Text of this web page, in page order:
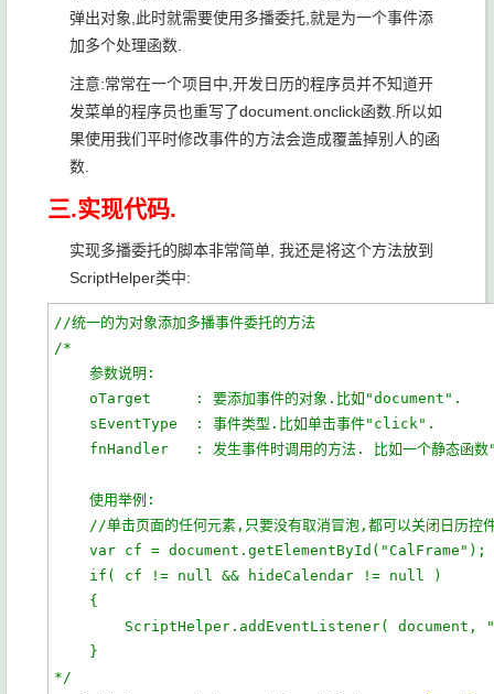
弹出对象,此时就需要使用多播委托,就是为一个事件添
加多个处理函数.
注意:常常在一个项目中,开发日历的程序员并不知道开
发菜单的程序员也重写了document.onclick函数.所以如
果使用我们平时修改事件的方法会造成覆盖掉别人的函
数.
三.实现代码.
实现多播委托的脚本非常简单, 我还是将这个方法放到
ScriptHelper类中:
//统一的为对象添加多播事件委托的方法
/*
    参数说明:
    oTarget     : 要添加事件的对象.比如"document".
    sEventType  : 事件类型.比如单击事件"click".
fnHandler   : 发生事件时调用的方法. 比如一个静态
    使用举例:
//单击页面的任何元素,只要没有取消冒泡,都可以关闭日历控
    var cf = document.getElementById("CalFrame");
    if( cf != null && hideCalendar != null )
    {
ScriptHelper.addEventListener(
    }
*/